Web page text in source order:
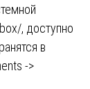
, доступно
в
->